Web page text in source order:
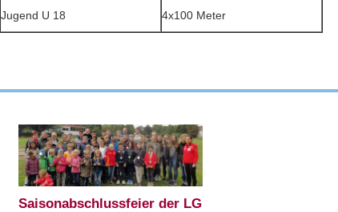
Jugend U 18 4x100 Meter
Saisonabschlussfeier der LG